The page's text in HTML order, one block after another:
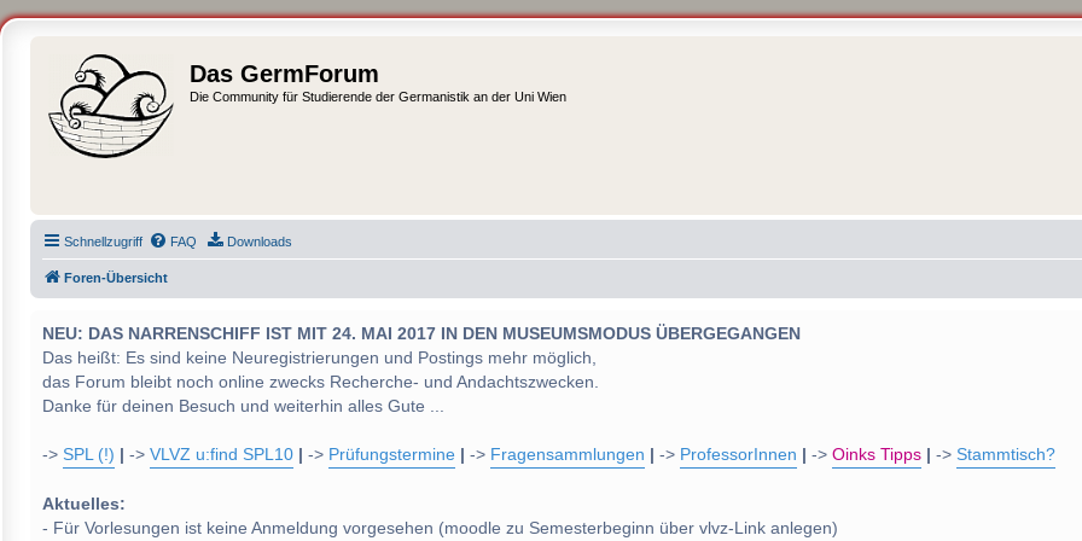
Das GermForum
Die Community für Studierende der Germanistik an der Uni Wien
Schnellzugriff FAQ Downloads
Foren-Übersicht
NEU: DAS NARRENSCHIFF IST MIT 24. MAI 2017 IN DEN MUSEUMSMODUS ÜBERGEGANGEN
Das heißt: Es sind keine Neuregistrierungen und Postings mehr möglich,
das Forum bleibt noch online zwecks Recherche- und Andachtszwecken.
Danke für deinen Besuch und weiterhin alles Gute ...
-> SPL (!) -> VLVZ u:find SPL10 -> Prüfungstermine -> Fragensammlungen -> ProfessorInnen -> Oinks Tipps -> Stammtisch?
Aktuelles:
- Für Vorlesungen ist keine Anmeldung vorgesehen (moodle zu Semesterbeginn über vlvz-Link anlegen)